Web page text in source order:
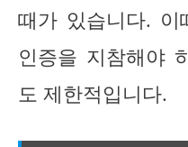
때가 있습니다.
인증을 지참해야
도 제한적입니다.